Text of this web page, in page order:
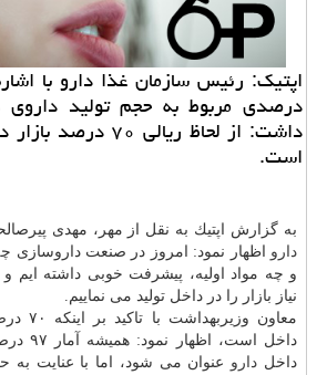
درصدی مربوط به حجم تولید داروی
داشت: از لحاظ ریالی
است.
به گزارش اپتیك به نقل از مهر، مهدی
دارو اظهار نمود: امروز در صنعت داروسازی
و چه مواد اولیه، پیشرفت خوبی داشته ایم و
نیاز بازار را در داخل تولید می نماییم.
معاون
داخل
داخل دارو